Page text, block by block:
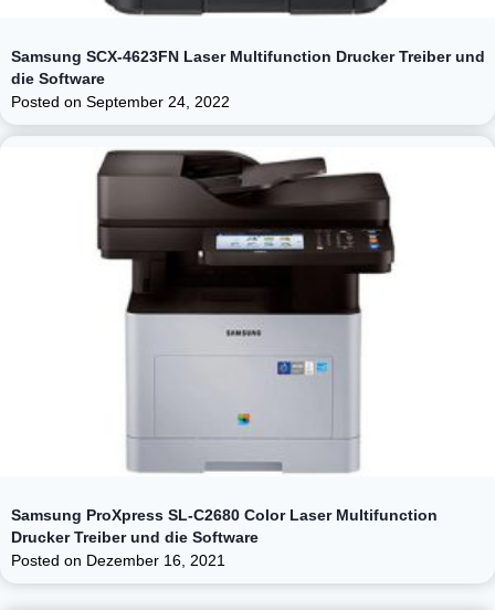
Samsung SCX-4623FN Laser Multifunction Drucker Treiber und
die Software
Posted on September 24, 2022
Samsung ProXpress SL-C2680 Color Laser Multifunction
Drucker Treiber und die Software
Posted on Dezember 16, 2021